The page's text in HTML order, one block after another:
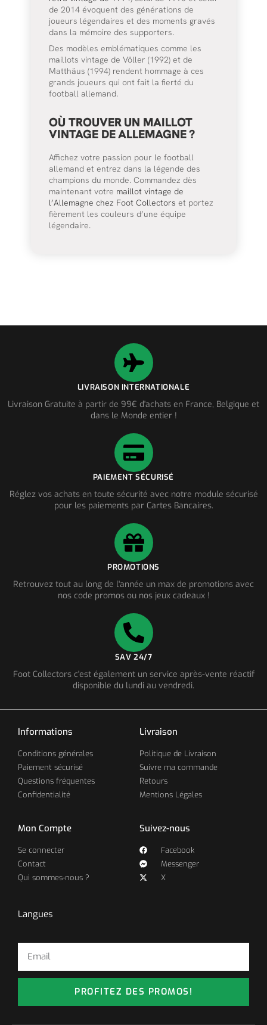
de 2014 évoquent des générations de
joueurs légendaires et des moments gravés
dans la mémoire des supporters.
Des modèles emblématiques comme les
maillots vintage de Völler (1992) et de
Matthäus (1994) rendent hommage à ces
grands joueurs qui ont fait la fierté du
football allemand.
OÙ TROUVER UN MAILLOT
VINTAGE DE ALLEMAGNE ?
Affichez votre passion pour le football
allemand et entrez dans la légende des
champions du monde. Commandez dès
maintenant votre maillot vintage de
l’Allemagne chez Foot Collectors et portez
fièrement les couleurs d’une équipe
légendaire.
LIVRAISON INTERNATIONALE
Livraison Gratuite à partir de 99€ d'achats en France, Belgique et
dans le Monde entier !
PAIEMENT SÉCURISÉ
Réglez vos achats en toute sécurité avec notre module sécurisé
pour les paiements par Cartes Bancaires.
PROMOTIONS
Retrouvez tout au long de l'année un max de promotions avec
nos code promos ou nos jeux cadeaux !
SAV 24/7
Foot Collectors c'est également un service après-vente réactif
disponible du lundi au vendredi.
Informations
Conditions générales
Paiement sécurisé
Questions fréquentes
Confidentialité
Livraison
Politique de Livraison
Suivre ma commande
Retours
Mentions Légales
Mon Compte
Se connecter
Contact
Qui sommes-nous ?
Suivez-nous
Facebook
Messenger
X
Langues
PROFITEZ DES PROMOS!